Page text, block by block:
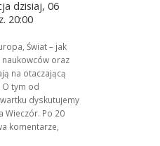
dzisiaj, 06
20:00
Świat – jak
oraz
na otaczającą
O tym od
dyskutujemy
Wieczór. Po 20
komentarze,